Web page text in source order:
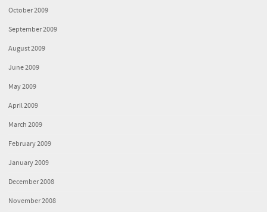
October 2009
September 2009
August 2009
June 2009
May 2009
April 2009
March 2009
February 2009
January 2009
December 2008
November 2008